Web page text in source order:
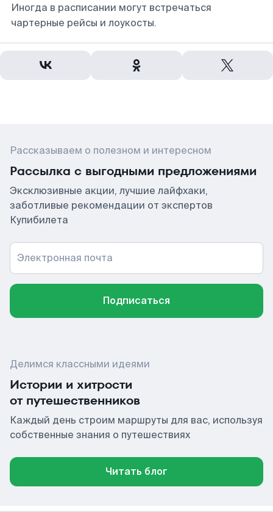
Иногда в расписании могут встречаться
чартерные рейсы и лоукосты.
Рассказываем о полезном и интересном
Рассылка с выгодными предложениями
Эксклюзивные акции, лучшие лайфхаки,
заботливые рекомендации от экспертов
Купибилета
Электронная почта
Подписаться
Делимся классными идеями
Истории и хитрости
от путешественников
Каждый день строим маршруты для вас, используя
собственные знания о путешествиях
Читать блог